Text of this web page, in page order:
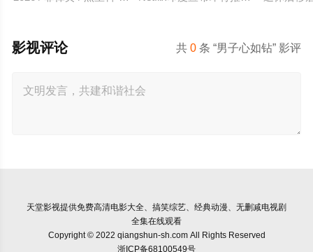
共0 条 “男子心如钻” 影评
影视评论
天堂影视提供免费高清电影大全、搞笑综艺、经典动漫、无删减电视剧
全集在线观看
Copyright © 2022 qiangshun-sh.com All Rights Reserved
浙ICP备68100549号